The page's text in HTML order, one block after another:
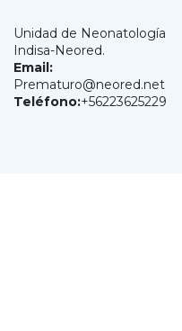
Unidad de Neonatología
Indisa-Neored.
Email:
Prematuro@neored.net
Teléfono:+56223625229